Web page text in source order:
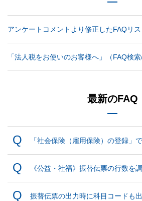
アンケートコメントより修正したFAQリス
「法人税をお使いのお客様へ」（FAQ検索
最新のFAQ
「社会保険（雇用保険）の登録」で
《公益・社福》振替伝票の行数を調
振替伝票の出力時に科目コードも出